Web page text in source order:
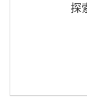
探